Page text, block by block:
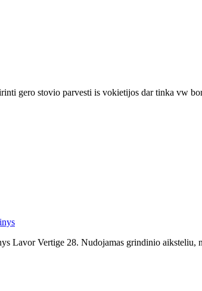
gero stovio parvesti is vokietijos dar tinka vw
Lavor Vertige 28. Nudojamas grindinio